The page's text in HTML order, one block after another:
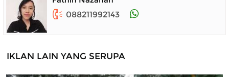
088211992143
IKLAN LAIN YANG SERUPA